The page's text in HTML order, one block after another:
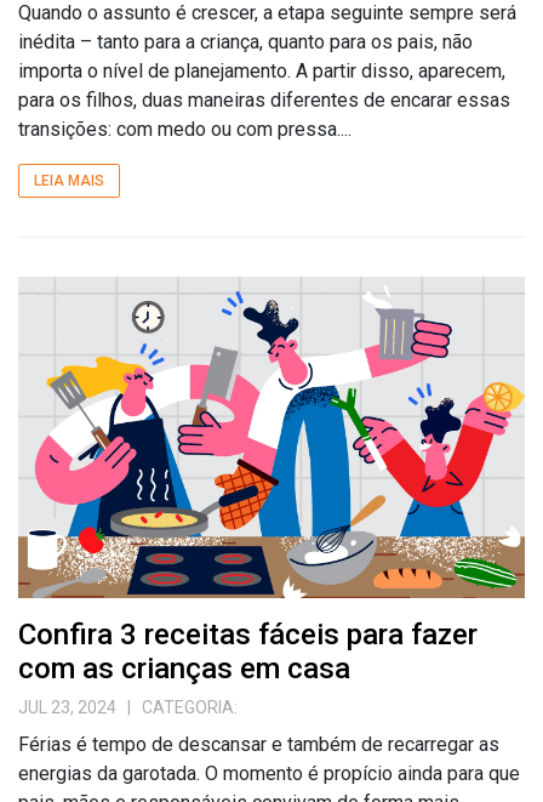
Quando o assunto é crescer, a etapa seguinte sempre será
inédita – tanto para a criança, quanto para os pais, não
importa o nível de planejamento. A partir disso, aparecem,
para os filhos, duas maneiras diferentes de encarar essas
transições: com medo ou com pressa....
LEIA MAIS
Confira 3 receitas fáceis para fazer
com as crianças em casa
JUL 23, 2024 | CATEGORIA:
Férias é tempo de descansar e também de recarregar as
energias da garotada. O momento é propício ainda para que